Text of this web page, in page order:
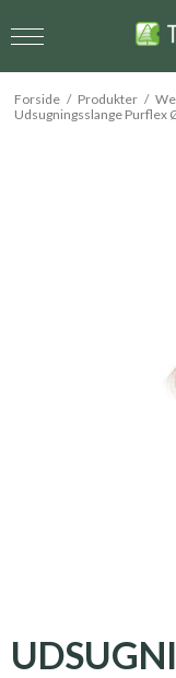
Forside / Produkter /
Udsugningsslange